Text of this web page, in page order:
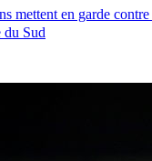
mettent en garde
du Sud